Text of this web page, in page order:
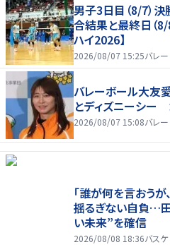
男子3日目（8/7）
合結果と最終日（8/
ハイ2026】
2026/08/07 15:25バレー
バレーボール大友
とディズニーシー
2026/08/07 15:08バレー
「誰が何を言おう
揺るぎない自負…
い未来”を確信
2026/08/08 18:36バスケ